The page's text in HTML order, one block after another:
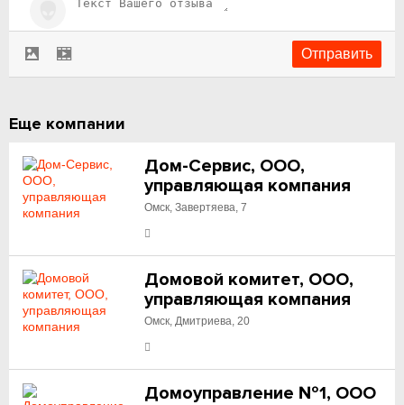
Еще компании
Дом-Сервис, ООО,
управляющая компания
Омск, Завертяева, 7
Домовой комитет, ООО,
управляющая компания
Омск, Дмитриева, 20
Домоуправление №1, ООО